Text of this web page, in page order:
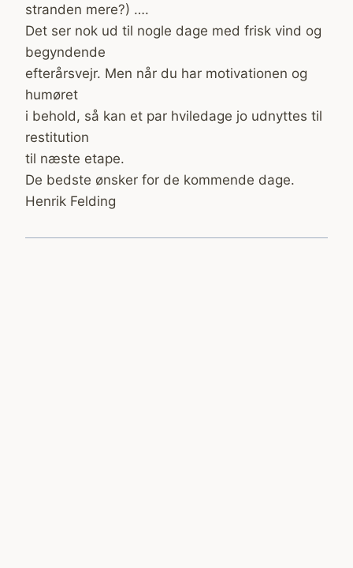
stranden mere?) ….
Det ser nok ud til nogle dage med frisk vind og
begyndende
efterårsvejr. Men når du har motivationen og
humøret
i behold, så kan et par hviledage jo udnyttes til
restitution
til næste etape.
De bedste ønsker for de kommende dage.
Henrik Felding